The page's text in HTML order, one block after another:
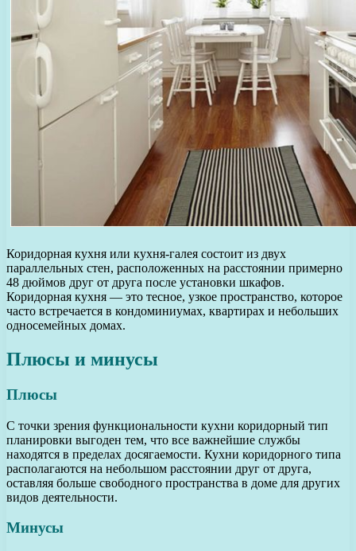
Коридорная кухня или кухня-галея состоит из двух
параллельных стен, расположенных на расстоянии примерно
48 дюймов друг от друга после установки шкафов.
Коридорная кухня — это тесное, узкое пространство, которое
часто встречается в кондоминиумах, квартирах и небольших
односемейных домах.
Плюсы и минусы
Плюсы
С точки зрения функциональности кухни коридорный тип
планировки выгоден тем, что все важнейшие службы
находятся в пределах досягаемости. Кухни коридорного типа
располагаются на небольшом расстоянии друг от друга,
оставляя больше свободного пространства в доме для других
видов деятельности.
Минусы